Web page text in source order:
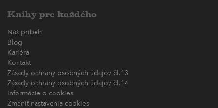
Knihy pre každého
Náš príbeh
Blog
Kariéra
Kontakt
Zásady ochrany osobných údajov čl.13
Zásady ochrany osobných údajov čl.14
Informácie o cookies
Zmeniť nastavenia cookies